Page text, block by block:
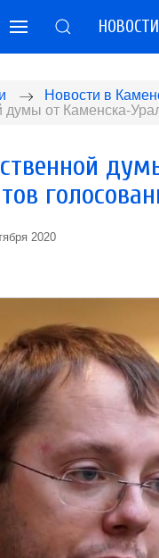
НОВОСТИ
Новости в
думы от Каменска-
2020